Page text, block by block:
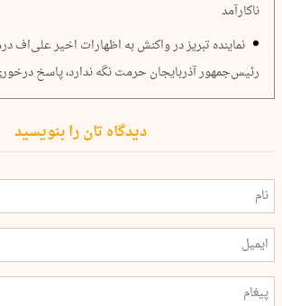
ناکارآمد
نماینده تبریز در واکنش به اظهارات اخیر علی‌اف
رئیس‌جمهور آذربایجان حرمت نگه ندارد، پاسخ
دیدگاه تان را بنویسید